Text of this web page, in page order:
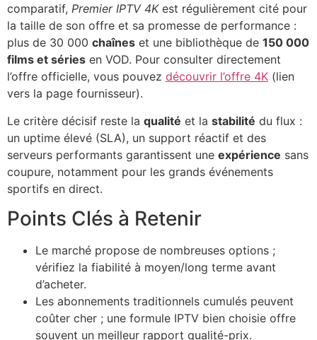
comparatif, Premier IPTV 4Kest régulièrement cité pour
la taille de son offre et sa promesse de performance :
plus de 30 000 chaînes et une bibliothèque de 150 000
films et séries en VOD. Pour consulter directement
l’offre officielle, vous pouvez découvrir l’offre 4K (lien
vers la page fournisseur).
Le critère décisif reste la qualité et la stabilité du flux :
un uptime élevé (SLA), un support réactif et des
serveurs performants garantissent une expérience sans
coupure, notamment pour les grands événements
sportifs en direct.
Points Clés à Retenir
Le marché propose de nombreuses options ;
vérifiez la fiabilité à moyen/long terme avant
d’acheter.
Les abonnements traditionnels cumulés peuvent
coûter cher ; une formule IPTV bien choisie offre
souvent un meilleur rapport qualité-prix.